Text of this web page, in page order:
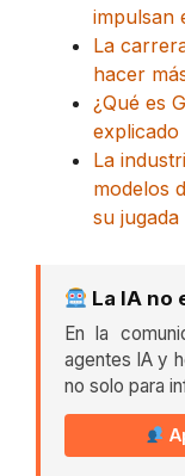
impulsan
La
hacer
¿Qué es
explicado
La
modelos
su
La IA no
En la
agentes IA y
no solo para